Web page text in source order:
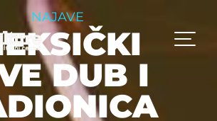
NAJAVE
DUB I